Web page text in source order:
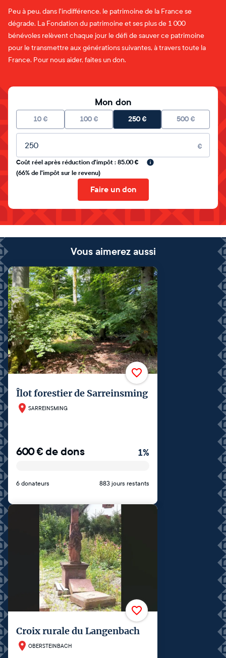
Peu à peu, dans l'indifférence, le patrimoine de la France se
dégrade. La Fondation du patrimoine et ses plus de 1 000
bénévoles relèvent chaque jour le défi de sauver ce patrimoine
pour le transmettre aux générations suivantes, à travers toute la
France. Pour nous aider, faites un don.
Mon don
10 € 100 € 250€ 500 €
Montant libre
€
Coût réel après réduction d'impôt : 85.00 €
(66% de l'impôt sur le revenu)
Faire un don
Vous aimerez aussi
Îlot forestier de Sarreinsming
SARREINSMING
600€de dons 1%
6 donateurs 883 jours restants
Croix rurale du Langenbach
OBERSTEINBACH